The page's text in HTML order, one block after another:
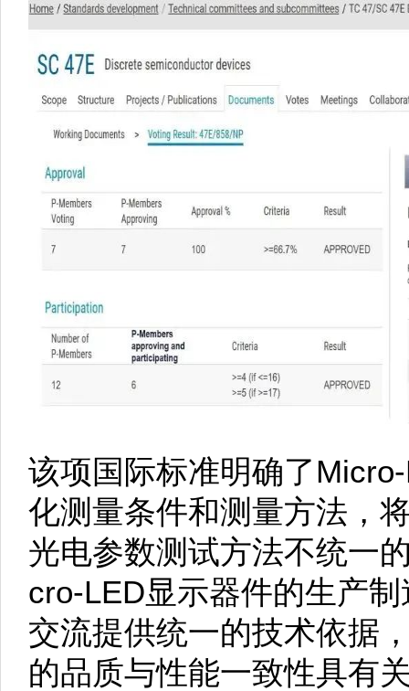
该项国际标准明确了
化测量条件和测量方法，
光电参数测试方法不统一
cro-LED显示器件的生产
交流提供统一的技术依据
的品质与性能一致性具有